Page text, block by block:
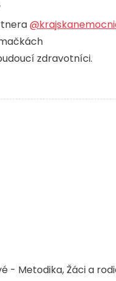
zdravotníci.
- Metodika Žáci a